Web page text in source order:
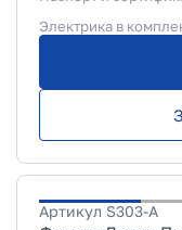
Электрика в
Артикул S303-A